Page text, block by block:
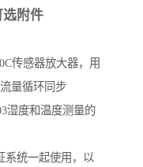
选附件
传感器放大器，用
量循环同步
湿度和温度测量的
系统一起使用，以